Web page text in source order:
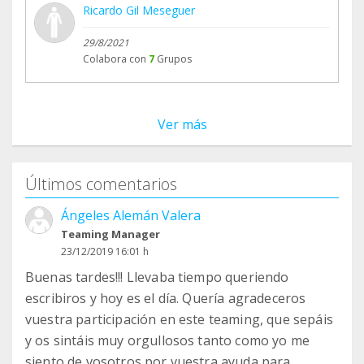
Ricardo Gil Meseguer
29/8/2021
Colabora con 7 Grupos
Ver más
Últimos comentarios
Ángeles Alemán Valera
Teaming Manager
23/12/2019 16:01 h
Buenas tardes!!! Llevaba tiempo queriendo
escribiros y hoy es el día. Quería agradeceros
vuestra participación en este teaming, que sepáis
y os sintáis muy orgullosos tanto como yo me